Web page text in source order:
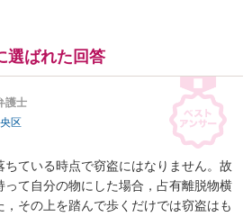
選ばれた回答
護士
区
ちている時点で窃盗にはなりません。故
て自分の物にした場合，占有離脱物横
その上を踏んで歩くだけでは窃盗はも